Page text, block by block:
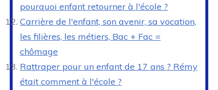
pourquoi enfant retourner à l'école ?
Carrière de l'enfant, son avenir, sa vocation,
les filières, les métiers, Bac + Fac =
chômage
Rattraper pour un enfant de 17 ans ? Rémy
était comment à l'école ?